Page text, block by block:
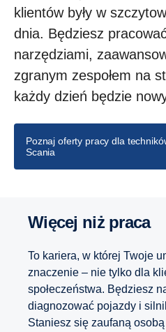
klientów były w
dnia. Będziesz
narzędziami,
zgranym zespołem na
każdy dzień będzie
Poznaj oferty pracy dla
Scania
Więcej niż praca
To kariera, w której Twoje
znaczenie – nie tylko dla
społeczeństwa. Będziesz
diagnozować pojazdy i
Staniesz się zaufaną